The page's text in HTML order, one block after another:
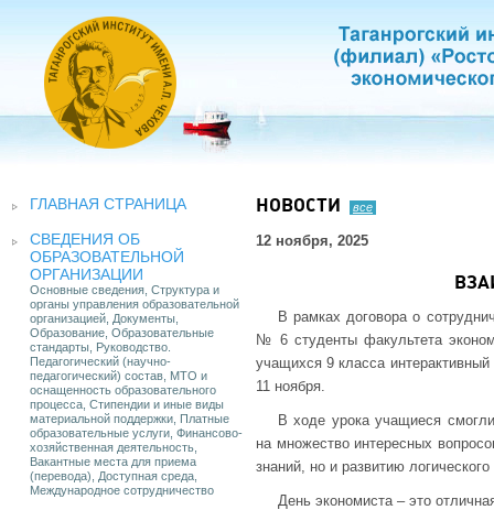
ГЛАВНАЯ СТРАНИЦА
СВЕДЕНИЯ ОБ
ОБРАЗОВАТЕЛЬНОЙ
ОРГАНИЗАЦИИ
Основные сведения, Структура и
органы управления образовательной
организацией, Документы,
Образование, Образовательные
стандарты, Руководство.
Педагогический (научно-
педагогический) состав, МТО и
оснащенность образовательного
процесса, Стипендии и иные виды
материальной поддержки, Платные
образовательные услуги, Финансово-
хозяйственная деятельность,
Вакантные места для приема
(перевода), Доступная среда,
Международное сотрудничество
НОВОСТИ все
12 ноября, 2025
В рамках договора о
№ 6 студенты факультета
учащихся 9 класса
11 ноября.
В ходе урока учащиеся
на множество интересных
знаний, но и развитию
День экономиста – это